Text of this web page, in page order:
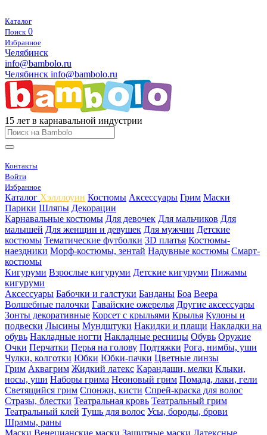
Каталог
Поиск 0
Избранное
Челябинск
info@bambolo.ru
Челябинск info@bambolo.ru
15 лет в карнавальной индустрии
Контакты
Войти
Избранное
Каталог Хэлллоуин Костюмы Аксессуары Грим Маски
Парики Шляпы Декорации
Карнавальные костюмы Для девочек Для мальчиков Для
малышей Для женщин и девушек Для мужчин Детские
костюмы Тематические футболки 3D платья Костюмы-
наездники Морф-костюмы, зентай Надувные костюмы Смарт-
костюмы
Кигуруми Взрослые кигуруми Детские кигуруми Пижамы
кигуруми
Аксессуары Бабочки и галстуки Банданы Боа Веера
Волшебные палочки Гавайские ожерелья Другие аксессуары
Зонты декоративные Корсет с крыльями Крылья Кулоны и
подвески Лысины Мундштуки Накидки и плащи Накладки на
обувь Накладные ногти Накладные ресницы Обувь Оружие
Очки Перчатки Перья на голову Подтяжки Рога, нимбы, уши
Чулки, колготки Юбки Юбки-пачки Цветные линзы
Грим Аквагрим Жидкий латекс Карандаши, мелки Клыки,
носы, уши Наборы грима Неоновый грим Помада, лаки, гели
Светящийся грим Спонжи, кисти Спрей-краска для волос
Стразы, блестки Театральная кровь Театральный грим
Театральный клей Тушь для волос Усы, бороды, брови
Шрамы, раны
Маски Венецианские маски Защитные маски Латексные